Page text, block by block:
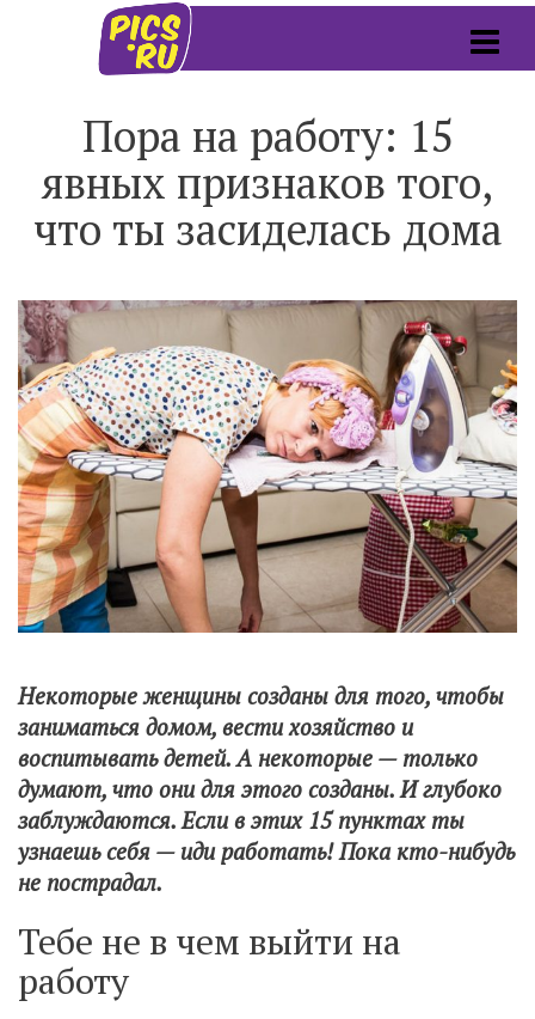
Пора на работу: 15
явных признаков того,
что ты засиделась дома
Некоторые женщины созданы для того, чтобы
заниматься домом, вести хозяйство и
воспитывать детей. А некоторые — только
думают, что они для этого созданы. И глубоко
заблуждаются. Если в этих 15 пунктах ты
узнаешь себя — иди работать! Пока кто-нибудь
не пострадал.
Тебе не в чем выйти на
работу